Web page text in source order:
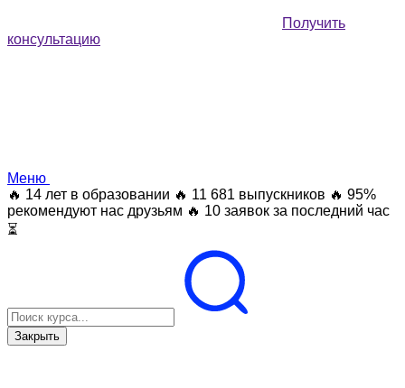
Получить
консультацию
Меню
🔥 14 лет в образовании 🔥 11 681 выпускников 🔥 95%
рекомендуют нас друзьям 🔥 10 заявок за последний час
⏳
Закрыть